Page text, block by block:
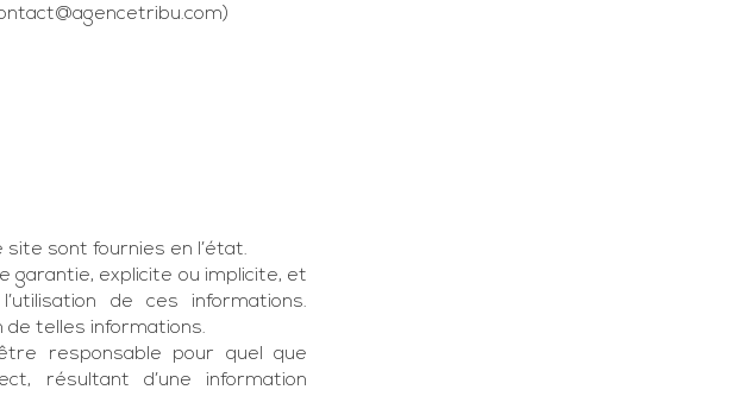
)
site sont fournies en l’état.
garantie, explicite ou implicite, et
de ces informations.
de telles informations.
responsable pour quel que
résultant d’une information